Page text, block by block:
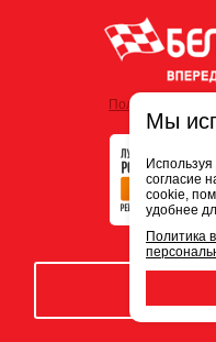
Политика
Мы
согласие
cookie,
удобнее
Политика